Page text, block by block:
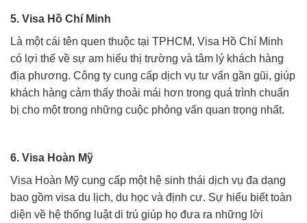
5. Visa Hồ Chí Minh
Là một cái tên quen thuộc tại TPHCM, Visa Hồ Chí Minh
có lợi thế về sự am hiểu thị trường và tâm lý khách hàng
địa phương. Công ty cung cấp dịch vụ tư vấn gần gũi, giúp
khách hàng cảm thấy thoải mái hơn trong quá trình chuẩn
bị cho một trong những cuộc phỏng vấn quan trọng nhất.
6. Visa Hoàn Mỹ
Visa Hoàn Mỹ cung cấp một hệ sinh thái dịch vụ đa dạng
bao gồm visa du lịch, du học và định cư. Sự hiểu biết toàn
diện về hệ thống luật di trú giúp họ đưa ra những lời